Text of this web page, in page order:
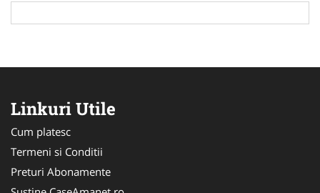
Linkuri Utile
Cum platesc
Termeni si Conditii
Preturi Abonamente